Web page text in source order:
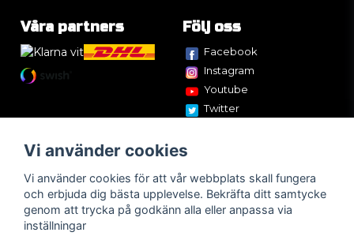
Våra partners Följ oss
Facebook
Instagram
Youtube
Twitter
Vi använder cookies
Vi använder cookies för att vår webbplats skall fungera
och erbjuda dig bästa upplevelse. Bekräfta ditt samtycke
genom att trycka på godkänn alla eller anpassa via
inställningar